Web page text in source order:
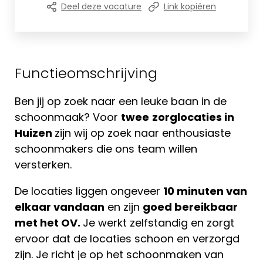
Functieomschrijving
Ben jij op zoek naar een leuke baan in de
schoonmaak? Voor twee zorglocaties in
Huizen zijn wij op zoek naar enthousiaste
schoonmakers die ons team willen
versterken.
De locaties liggen ongeveer 10 minuten van
elkaar vandaan en zijn goed bereikbaar
met het OV. Je werkt zelfstandig en zorgt
ervoor dat de locaties schoon en verzorgd
zijn. Je richt je op het schoonmaken van
Deel deze vacature Link kopiëren